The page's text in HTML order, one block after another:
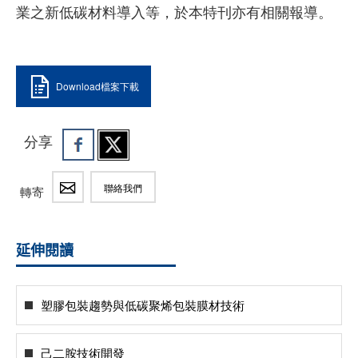
業之新低碳材料導入等，於本特刊亦有相關報導。
Download檔案下載
分享
轉寄 聯絡我們
延伸閱讀
塑膠包裝趨勢與低碳聚烯包裝膜材技術
己二胺技術開發